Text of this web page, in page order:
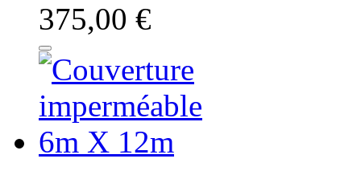
375,00 €